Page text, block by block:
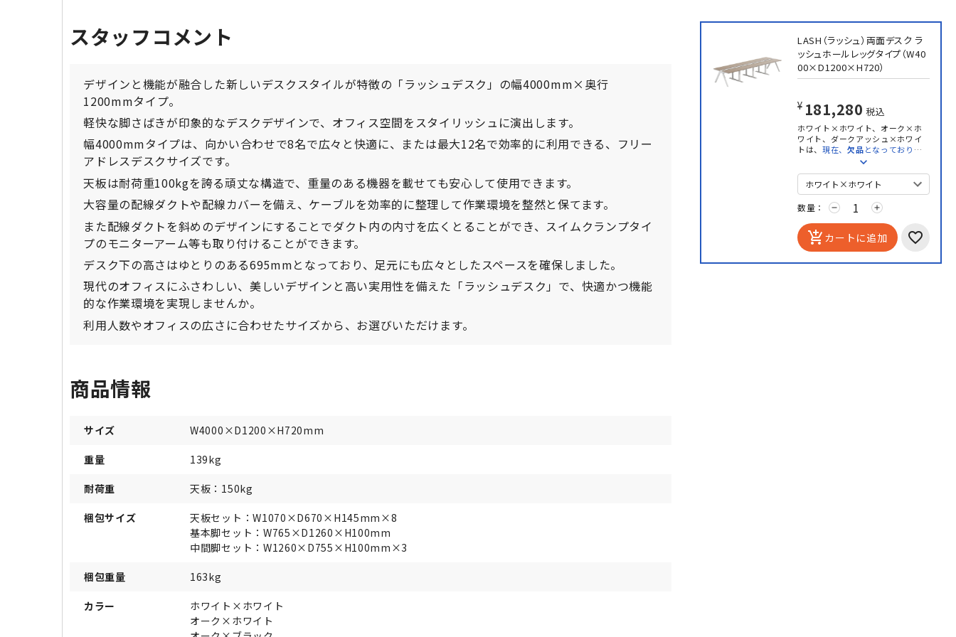
スタッフコメント
デザインと機能が融合した新しいデスクスタイルが特徴の「ラッシュデスク」の幅4000mm×奥行
1200mmタイプ。
軽快な脚さばきが印象的なデスクデザインで、オフィス空間をスタイリッシュに演出します。
幅4000mmタイプは、向かい合わせで8名で広々と快適に、または最大12名で効率的に利用できる、フリー
アドレスデスクサイズです。
天板は耐荷重100kgを誇る頑丈な構造で、重量のある機器を載せても安心して使用できます。
大容量の配線ダクトや配線カバーを備え、ケーブルを効率的に整理して作業環境を整然と保てます。
また配線ダクトを斜めのデザインにすることでダクト内の内寸を広くとることができ、スイムクランプタイ
プのモニターアーム等も取り付けることができます。
デスク下の高さはゆとりのある695mmとなっており、足元にも広々としたスペースを確保しました。
現代のオフィスにふさわしい、美しいデザインと高い実用性を備えた「ラッシュデスク」で、快適かつ機能
的な作業環境を実現しませんか。
利用人数やオフィスの広さに合わせたサイズから、お選びいただけます。
商品情報
サイズ W4000×D1200×H720mm
重量 139kg
耐荷重 天板：150kg
梱包サイズ
天板セット：W1070×D670×H145mm×8
基本脚セット：W765×D1260×H100mm
中間脚セット：W1260×D755×H100mm×3
梱包重量 163kg
カラー
ホワイト×ホワイト
オーク×ホワイト
LASH（ラッシュ）両面デスク ラ
ッシュホールレッグタイプ（W40
00×D1200×H720）
¥181,280 税込
ホワイト×ホワイト、オーク×ホ
ワイト、ダークアッシュ×ホワイ
トは、現在、欠品となっておりま
お見積もりは、承っております。
数量： remove add
add_shopping_cart カートに追加